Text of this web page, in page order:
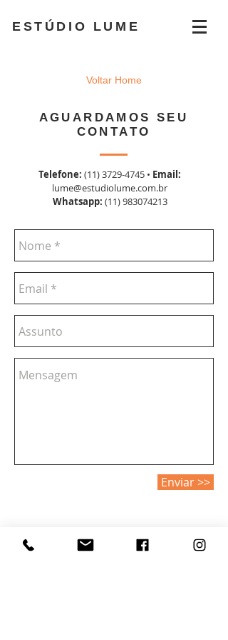
ESTÚDIO LUME
Voltar Home
AGUARDAMOS SEU
CONTATO
Telefone: (11) 3729-4745 • Email:
lume@estudiolume.com.br
Whatsapp: (11) 983074213
Enviar >>